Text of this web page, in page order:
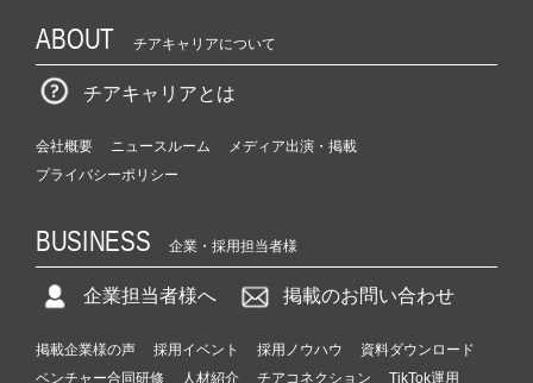
ABOUT チアキャリアについて
チアキャリアとは
会社概要 ニュースルーム
メディア出演・掲載
プライバシーポリシー
BUSINESS 企業・採用担当者様
企業担当者様へ 掲載のお問い合わせ
掲載企業様の声 採用イベント 採用ノウハウ
資料ダウンロード
ベンチャー合同研修
人材紹介 チアコネクション TikTok運用